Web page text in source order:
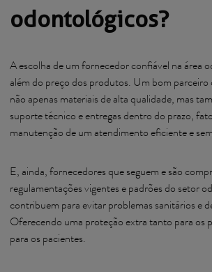
odontológicos?
A escolha de um fornecedor confiável na área
além do preço dos produtos. Um bom parceiro
não apenas materiais de alta qualidade, mas
suporte técnico e entregas dentro do prazo,
manutenção de um atendimento eficiente e
E, ainda, fornecedores que seguem e são
regulamentações vigentes e padrões do setor
contribuem para evitar problemas sanitários e
Oferecendo uma proteção extra tanto para os
para os pacientes.